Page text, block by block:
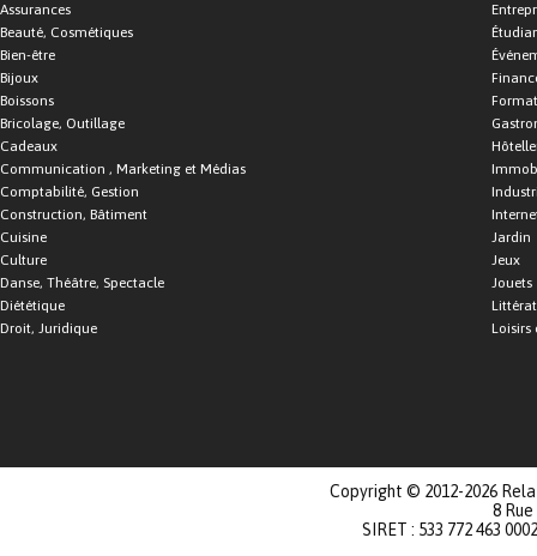
Assurances
Beauté, Cosmétiques
Bien-être
Bijoux
Boissons
Bricolage, Outillage
Cadeaux
Communication , Marketing et Médias
Comptabilité, Gestion
Construction, Bâtiment
Cuisine
Culture
Danse, Théâtre, Spectacle
Diététique
Droit, Juridique
Jardin
Jeux
Jouets
Loisirs
Copyright © 2012-2026
8
SIRET : 533 772 463